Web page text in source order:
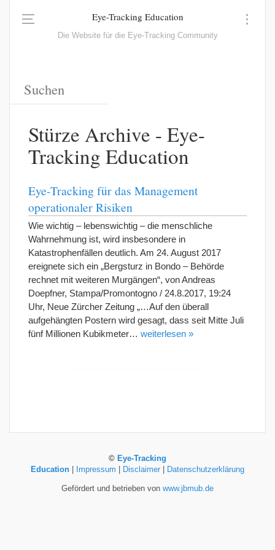
Eye-Tracking Education
Die Website für die Eye-Tracking Community
Stürze Archive - Eye-
Tracking Education
Eye-Tracking für das Management
operationaler Risiken
Wie wichtig – lebenswichtig – die menschliche
Wahrnehmung ist, wird insbesondere in
Katastrophenfällen deutlich. Am 24. August 2017
ereignete sich ein „Bergsturz in Bondo – Behörde
rechnet mit weiteren Murgängen“, von Andreas
Doepfner, Stampa/Promontogno / 24.8.2017, 19:24
Uhr, Neue Zürcher Zeitung „…Auf den überall
aufgehängten Postern wird gesagt, dass seit Mitte Juli
fünf Millionen Kubikmeter… weiterlesen »
© Eye-Tracking
Education
Impressum Disclaimer Datenschutzerklärung
Gefördert und betrieben von www.jbmub.de